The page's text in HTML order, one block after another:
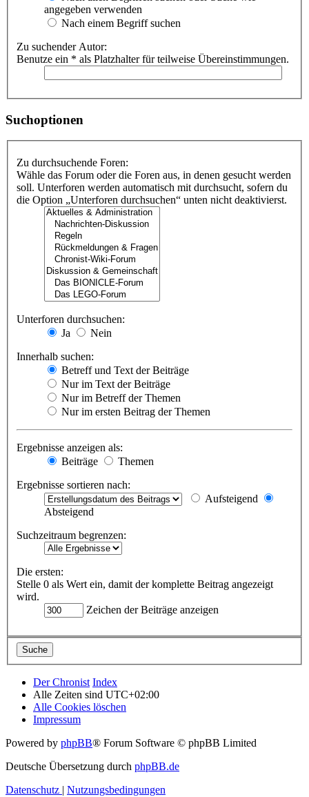
angegeben verwenden
Nach einem Begriff suchen
Zu suchender Autor:
Benutze ein * als Platzhalter für teilweise Übereinstimmungen.
Suchoptionen
Zu durchsuchende Foren:
Wähle das Forum oder die Foren aus, in denen gesucht werden
soll. Unterforen werden automatisch mit durchsucht, sofern du
die Option „Unterforen durchsuchen“ unten nicht deaktivierst.
Unterforen durchsuchen:
Ja
Nein
Innerhalb suchen:
Betreff und Text der Beiträge
Nur im Text der Beiträge
Nur im Betreff der Themen
Nur im ersten Beitrag der Themen
Ergebnisse anzeigen als:
Beiträge
Themen
Ergebnisse sortieren nach:
Aufsteigend
Absteigend
Suchzeitraum begrenzen:
Die ersten:
Stelle 0 als Wert ein, damit der komplette Beitrag angezeigt
wird.
Zeichen der Beiträge anzeigen
Der Chronist Index
Alle Zeiten sind UTC+02:00
Alle Cookies löschen
Impressum
Powered by phpBB® Forum Software © phpBB Limited
Deutsche Übersetzung durch phpBB.de
Datenschutz | Nutzungsbedingungen